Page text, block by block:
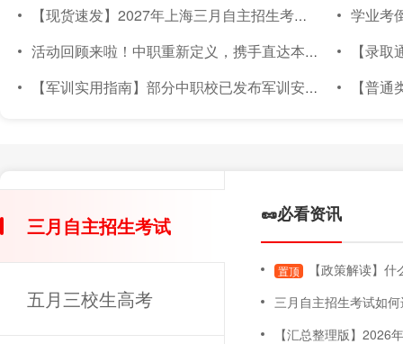
【现货速发】2027年上海三月自主招生考试素质技能小六门备考材料已上架~
学业考倒
活动回顾来啦！中职重新定义，携手直达本科｜2026年度针对上海准中职新生线下升学宣讲会圆满落幕
【录取通
【军训实用指南】部分中职校已发布军训安排！军训倒计时～上海中职新生军训实用指南，必备物品、注意事项都在这！
【普通类专场已
三月自主招生考试
五月三校生高考
🥜必看资讯
置顶
【政策解读】什
三月自主招生考试如
【汇总整理版】2026年上海三月自主招